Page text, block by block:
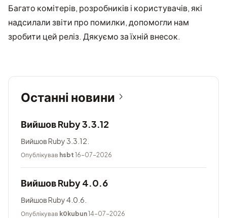
Багато комітерів, розробників і користувачів, які
надсилали звіти про помилки, допомогли нам
зробити цей реліз. Дякуємо за їхній внесок.
Останні новини
Вийшов Ruby 3.3.12
Вийшов Ruby 3.3.12.
Опублікував hsbt 16-07-2026
Вийшов Ruby 4.0.6
Вийшов Ruby 4.0.6.
Опублікував k0kubun14-07-2026